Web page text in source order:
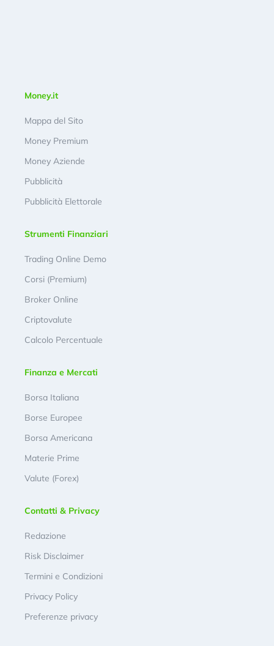
Money.it
Mappa del Sito
Money Premium
Money Aziende
Pubblicità
Pubblicità Elettorale
Strumenti Finanziari
Trading Online Demo
Corsi (Premium)
Broker Online
Criptovalute
Calcolo Percentuale
Finanza e Mercati
Borsa Italiana
Borse Europee
Borsa Americana
Materie Prime
Valute (Forex)
Contatti & Privacy
Redazione
Risk Disclaimer
Termini e Condizioni
Privacy Policy
Preferenze privacy